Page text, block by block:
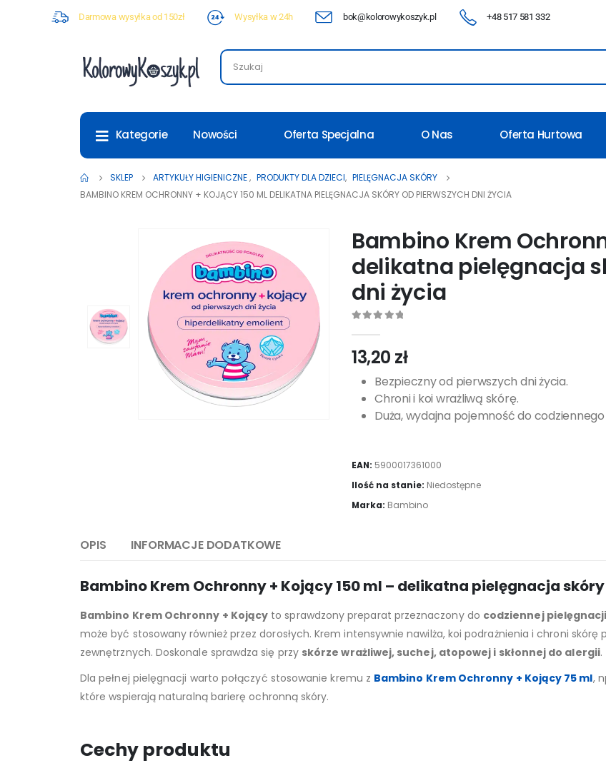
Darmowa wysyłka od 150zł Wysyłka w 24h bok@kolorowykoszyk.pl +48 517 581 332
Kategorie Nowości Oferta Specjalna O Nas Oferta Hurtowa
SKLEP ARTYKUŁY HIGIENICZNE, PRODUKTY DLA DZIECI, PIELĘGNACJA SKÓRY
BAMBINO KREM OCHRONNY + KOJĄCY 150 ML DELIKATNA PIELĘGNACJA SKÓRY OD PIERWSZYCH DNI ŻYCIA
Bambino Krem
delikatna pielęgnacja
dni życia
13,20 zł
Bezpieczny od pierwszych dni życia.
Chroni i koi wrażliwą skórę.
Duża, wydajna pojemność do
EAN: 5900017361000
Ilość na stanie: Niedostępne
Marka: Bambino
OPIS INFORMACJE DODATKOWE
Bambino Krem Ochronny + Kojący 150 ml – delikatna pielęgnacja
Bambino Krem Ochronny + Kojący to sprawdzony preparat przeznaczony do codziennej
może być stosowany również przez dorosłych. Krem intensywnie nawilża, koi podrażnienia i chroni
zewnętrznych. Doskonale sprawdza się przy skórze wrażliwej, suchej, atopowej i skłonnej do alergii.
Dla pełnej pielęgnacji warto połączyć stosowanie kremu z Bambino Krem Ochronny + Kojący 75 ml,
które wspierają naturalną barierę ochronną skóry.
Cechy produktu